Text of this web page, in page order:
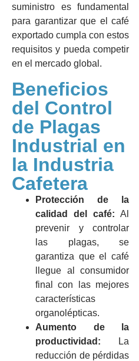
suministro es fundamental
para garantizar que el café
exportado cumpla con estos
requisitos y pueda competir
en el mercado global.
Beneficios
del Control
de Plagas
Industrial en
la Industria
Cafetera
Protección de la
calidad del café: Al
prevenir y controlar
las plagas, se
garantiza que el café
llegue al consumidor
final con las mejores
características
organolépticas.
Aumento de la
productividad: La
reducción de pérdidas